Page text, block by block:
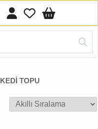
KEDİ TOPU